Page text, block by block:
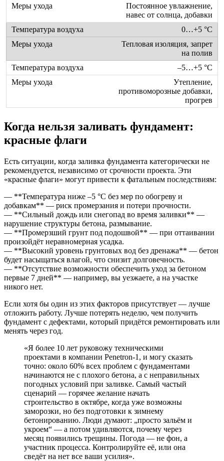
Постоянное увлажнение,
навес от солнца, добавки
0…+5 °C
Тепловая изоляция, запрет
на полив
–5…+5 °C
Утепление,
противоморозные добавки,
прогрев
Когда нельзя заливать фундамент:
красные флаги
Есть ситуации, когда заливка фундамента категорически не
рекомендуется, независимо от срочности проекта. Эти
«красные флаги» могут привести к фатальным последствиям:
— **Температура ниже –5 °C без мер по обогреву и
добавкам** — риск промерзания и потери прочности.
— **Сильный дождь или снегопад во время заливки** —
нарушение структуры бетона, размывание.
— **Промерзший грунт под подошвой** — при оттаивании
произойдёт неравномерная усадка.
— **Высокий уровень грунтовых вод без дренажа** — бетон
будет насыщаться влагой, что снизит долговечность.
— **Отсутствие возможности обеспечить уход за бетоном
первые 7 дней** — например, вы уезжаете, а на участке
никого нет.
Если хотя бы один из этих факторов присутствует — лучше
отложить работу. Лучше потерять неделю, чем получить
фундамент с дефектами, который придётся ремонтировать или
менять через год.
«Я более 10 лет руковожу техническими
проектами в компании Penetron-1, и могу сказать
точно: около 60% всех проблем с фундаментами
начинаются не с плохого бетона, а с неправильных
погодных условий при заливке. Самый частый
сценарий — горячее желание начать
строительство в октябре, когда уже возможны
заморозки, но без подготовки к зимнему
бетонированию. Люди думают: „просто зальём и
укроем“ — а потом удивляются, почему через
месяц появились трещины. Погода — не фон, а
участник процесса. Контролируйте её, или она
сведёт на нет все ваши усилия».